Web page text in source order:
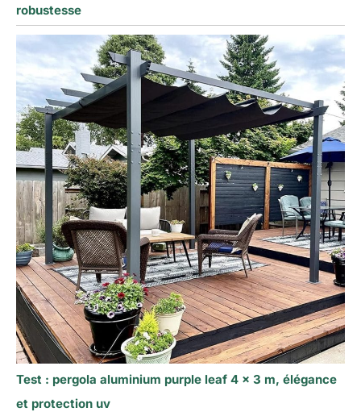
robustesse
Test : pergola aluminium purple leaf 4 x 3 m, élégance
et protection uv